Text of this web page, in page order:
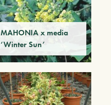
MAHONIA x media
‘Winter Sun’